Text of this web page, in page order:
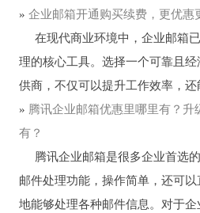
» 企业邮箱开通购买续费，更优惠
在现代商业环境中，企业邮箱
理的核心工具。选择一个可靠且
供商，不仅可以提升工作效率，还
» 腾讯企业邮箱优惠里哪里有？升
有？
腾讯企业邮箱是很多企业首选
邮件处理功能，操作简单，还可
地能够处理各种邮件信息。对于企